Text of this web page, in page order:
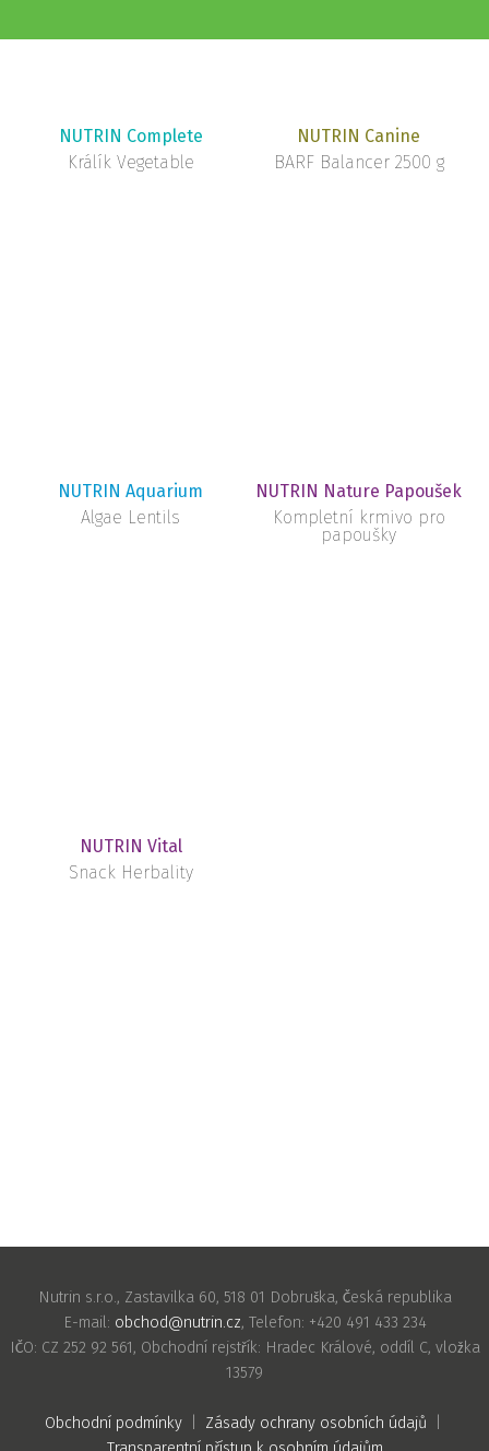
NUTRIN Complete
Králík Vegetable
NUTRIN Canine
BARF Balancer 2500 g
NUTRIN Aquarium
Algae Lentils
NUTRIN Nature Papoušek
Kompletní krmivo pro
papoušky
NUTRIN Vital
Snack Herbality
Nutrin s.r.o., Zastavilka 60, 518 01 Dobruška, Česká republika
E-mail: obchod@nutrin.cz, Telefon: +420 491 433 234
IČO: CZ 252 92 561, Obchodní rejstřík: Hradec Králové, oddíl C, vložka
13579
Obchodní podmínky| Zásady ochrany osobních údajů